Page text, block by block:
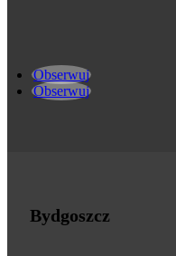
Obserwuj
Obserwuj
Bydgoszcz